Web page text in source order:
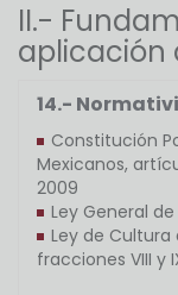
II.-
aplicación
14.-
Constitución
Mexicanos,
2009
Ley General
Ley de Cultura
fracciones VIII y